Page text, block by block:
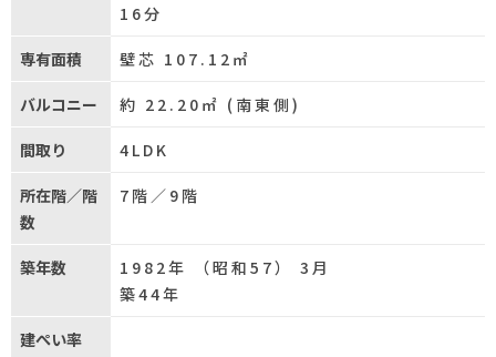
16分
専有面積 壁芯 107.12㎡
バルコニー 約 22.20㎡ (南東側)
間取り 4LDK
所在階／階
数
7階／9階
築年数
1982年 （昭和57） 3月
築44年
建ぺい率